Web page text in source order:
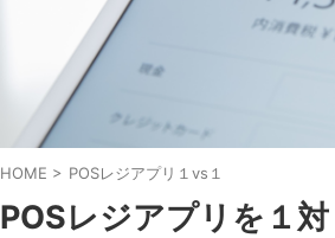
HOME > POSレジアプリ１vs１
POSレジアプリを１